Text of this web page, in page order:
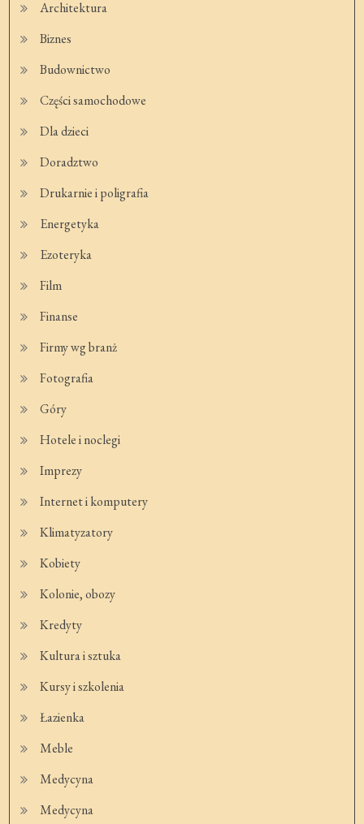
Architektura
Biznes
Budownictwo
Części samochodowe
Dla dzieci
Doradztwo
Drukarnie i poligrafia
Energetyka
Ezoteryka
Film
Finanse
Firmy wg branż
Fotografia
Góry
Hotele i noclegi
Imprezy
Internet i komputery
Klimatyzatory
Kobiety
Kolonie, obozy
Kredyty
Kultura i sztuka
Kursy i szkolenia
Łazienka
Meble
Medycyna
Medycyna